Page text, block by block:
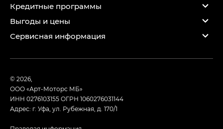
Кредитные программы
Выгоды и цены
Сервисная информация
© 2026,
ООО «Арт-Моторс МБ»
ИНН 0276103155ОГРН 1060276031144
Адрес: г. Уфа, ул. Рубежная, д. 170/1